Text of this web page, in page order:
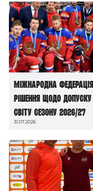
Міжнародна
рішення щодо допуску
світу сезону 2026/27
31.07.2026